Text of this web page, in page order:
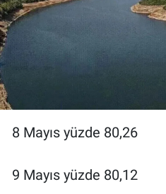
8 Mayıs yüzde 80,26
9 Mayıs yüzde 80,12